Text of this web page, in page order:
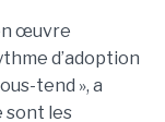
œuvre
d’adoption
tend », a
sont les